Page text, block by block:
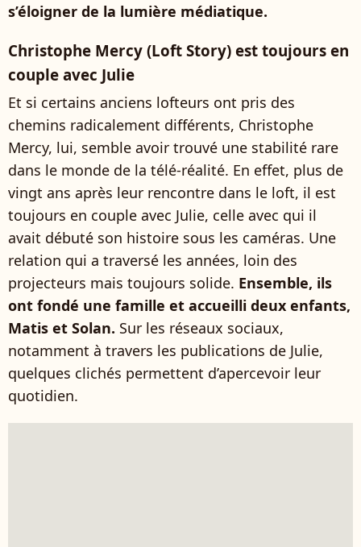
s’éloigner de la lumière médiatique.
Christophe Mercy (Loft Story) est toujours en
couple avec Julie
Et si certains anciens lofteurs ont pris des
chemins radicalement différents, Christophe
Mercy, lui, semble avoir trouvé une stabilité rare
dans le monde de la télé-réalité. En effet, plus de
vingt ans après leur rencontre dans le loft, il est
toujours en couple avec Julie, celle avec qui il
avait débuté son histoire sous les caméras. Une
relation qui a traversé les années, loin des
projecteurs mais toujours solide. Ensemble, ils
ont fondé une famille et accueilli deux enfants,
Matis et Solan. Sur les réseaux sociaux,
notamment à travers les publications de Julie,
quelques clichés permettent d’apercevoir leur
quotidien.